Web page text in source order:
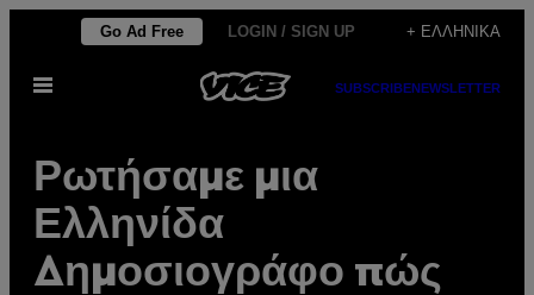
Μετάβαση
περιεχόμενο
Go Ad Free LOGIN / SIGN UP + ΕΛΛΗΝΙΚΆ
Ανοίξτε
SUBSCRIBENEWSLETTER
Ρωτήσαμε μια
Ελληνίδα
Δημοσιογράφο πώς